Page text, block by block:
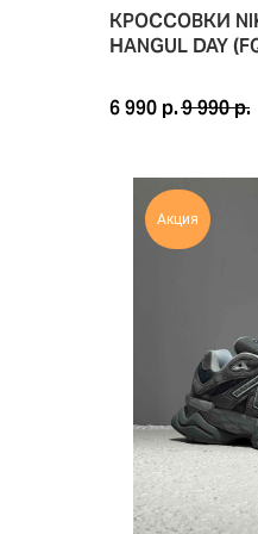
КРОССОВКИ
HANGUL DAY
6 990 р.9 990р.
Акция